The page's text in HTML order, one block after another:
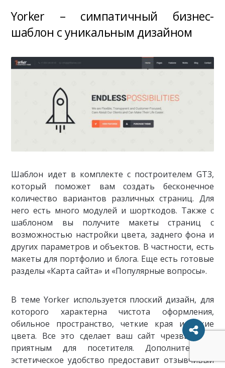
Yorker – симпатичный бизнес-
шаблон с уникальным дизайном
Шаблон идет в комплекте с построителем GT3,
который поможет вам создать бесконечное
количество вариантов различных страниц. Для
него есть много модулей и шорткодов. Также с
шаблоном вы получите макеты страниц с
возможностью настройки цвета, заднего фона и
других параметров и объектов. В частности, есть
макеты для портфолио и блога. Еще есть готовые
разделы «Карта сайта» и «Популярные вопросы».
В теме Yorker используется плоский дизайн, для
которого характерна чистота оформления,
обильное пространство, четкие края и яркие
цвета. Все это сделает ваш сайт чрезвычайно
приятным для посетителя. Дополнительное
эстетическое удобство предоставит отзывчивый